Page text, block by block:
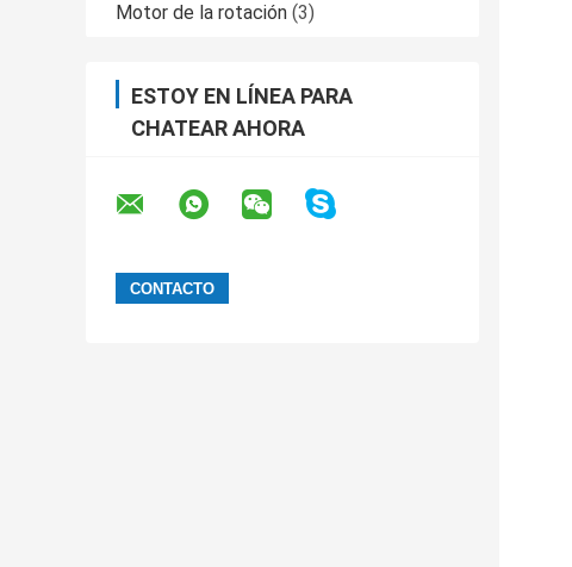
Motor de la rotación (3)
ESTOY EN LÍNEA PARA
CHATEAR AHORA